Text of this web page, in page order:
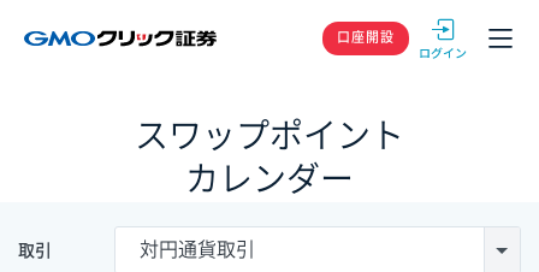
GMOクリック
口座開設
スワップポイント
カレンダー
取引 対円通貨取引